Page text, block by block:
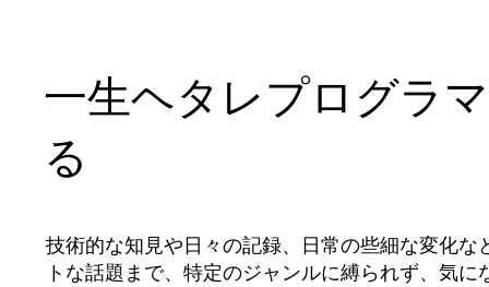
一生ヘタレプログラ
る
技術的な知見や日々の記録、日常の些細な変化
トな話題まで、特定のジャンルに縛られず、気